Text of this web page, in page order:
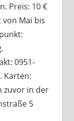
Preis: 10 €
Mai bis
0951-
. Karten:
zuvor in der
5